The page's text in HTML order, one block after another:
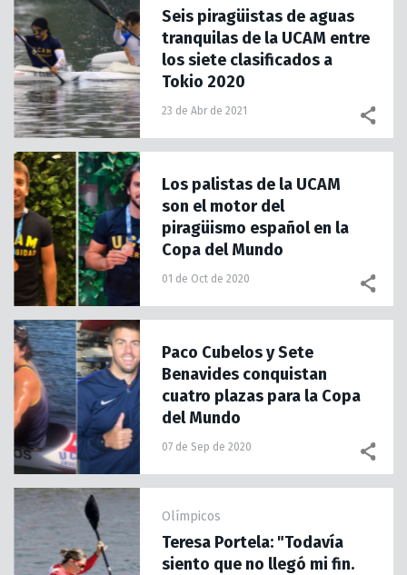
Seis piragüistas de aguas
tranquilas de la UCAM entre
los siete clasificados a
Tokio 2020
23 de Abr de 2021
Los palistas de la UCAM
son el motor del
piragüismo español en la
Copa del Mundo
01 de Oct de 2020
Paco Cubelos y Sete
Benavides conquistan
cuatro plazas para la Copa
del Mundo
07 de Sep de 2020
Olímpicos
Teresa Portela: "Todavía
siento que no llegó mi fin.